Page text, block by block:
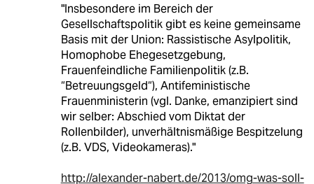
‎"Insbesondere im Bereich der
Gesellschaftspolitik gibt es keine gemeinsame
Basis mit der Union: Rassistische Asylpolitik,
Homophobe Ehegesetzgebung,
Frauenfeindliche Familienpolitik (z.B.
“Betreuungsgeld“), Antifeministische
Frauenministerin (vgl. Danke, emanzipiert sind
wir selber: Abschied vom Diktat der
Rollenbilder), unverhältnismäßige Bespitzelung
(z.B. VDS, Videokameras)."
http://alexander-nabert.de/2013/omg-was-soll-